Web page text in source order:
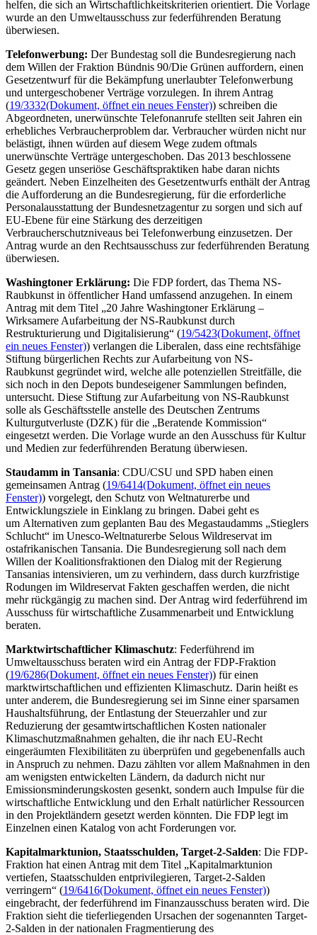
helfen, die sich an Wirtschaftlichkeitskriterien orientiert. Die Vorlage
wurde an den Umweltausschuss zur federführenden Beratung
überwiesen.
Telefonwerbung: Der Bundestag soll die Bundesregierung nach
dem Willen der Fraktion Bündnis 90/Die Grünen auffordern, einen
Gesetzentwurf für die Bekämpfung unerlaubter Telefonwerbung
und untergeschobener Verträge vorzulegen. In ihrem Antrag
(19/3332(Dokument, öffnet ein neues Fenster)) schreiben die
Abgeordneten, unerwünschte Telefonanrufe stellten seit Jahren ein
erhebliches Verbraucherproblem dar. Verbraucher würden nicht nur
belästigt, ihnen würden auf diesem Wege zudem oftmals
unerwünschte Verträge untergeschoben. Das 2013 beschlossene
Gesetz gegen unseriöse Geschäftspraktiken habe daran nichts
geändert. Neben Einzelheiten des Gesetzentwurfs enthält der Antrag
die Aufforderung an die Bundesregierung, für die erforderliche
Personalausstattung der Bundesnetzagentur zu sorgen und sich auf
EU-Ebene für eine Stärkung des derzeitigen
Verbraucherschutzniveaus bei Telefonwerbung einzusetzen. Der
Antrag wurde an den Rechtsausschuss zur federführenden Beratung
überwiesen.
Washingtoner Erklärung: Die FDP fordert, das Thema NS-
Raubkunst in öffentlicher Hand umfassend anzugehen. In einem
Antrag mit dem Titel „20 Jahre Washingtoner Erklärung –
Wirksamere Aufarbeitung der NS-Raubkunst durch
Restrukturierung und Digitalisierung“ (19/5423(Dokument, öffnet
ein neues Fenster)) verlangen die Liberalen, dass eine rechtsfähige
Stiftung bürgerlichen Rechts zur Aufarbeitung von NS-
Raubkunst gegründet wird, welche alle potenziellen Streitfälle, die
sich noch in den Depots bundeseigener Sammlungen befinden,
untersucht. Diese Stiftung zur Aufarbeitung von NS-Raubkunst
solle als Geschäftsstelle anstelle des Deutschen Zentrums
Kulturgutverluste (DZK) für die „Beratende Kommission“
eingesetzt werden. Die Vorlage wurde an den Ausschuss für Kultur
und Medien zur federführenden Beratung überwiesen.
Staudamm in Tansania: CDU/CSU und SPD haben einen
gemeinsamen Antrag (19/6414(Dokument, öffnet ein neues
Fenster)) vorgelegt, den Schutz von Weltnaturerbe und
Entwicklungsziele in Einklang zu bringen. Dabei geht es
um Alternativen zum geplanten Bau des Megastaudamms „Stieglers
Schlucht“ im Unesco-Weltnaturerbe Selous Wildreservat im
ostafrikanischen Tansania. Die Bundesregierung soll nach dem
Willen der Koalitionsfraktionen den Dialog mit der Regierung
Tansanias intensivieren, um zu verhindern, dass durch kurzfristige
Rodungen im Wildreservat Fakten geschaffen werden, die nicht
mehr rückgängig zu machen sind. Der Antrag wird federführend im
Ausschuss für wirtschaftliche Zusammenarbeit und Entwicklung
beraten.
Marktwirtschaftlicher Klimaschutz: Federführend im
Umweltausschuss beraten wird ein Antrag der FDP-Fraktion
(19/6286(Dokument, öffnet ein neues Fenster)) für einen
marktwirtschaftlichen und effizienten Klimaschutz. Darin heißt es
unter anderem, die Bundesregierung sei im Sinne einer sparsamen
Haushaltsführung, der Entlastung der Steuerzahler und zur
Reduzierung der gesamtwirtschaftlichen Kosten nationaler
Klimaschutzmaßnahmen gehalten, die ihr nach EU-Recht
eingeräumten Flexibilitäten zu überprüfen und gegebenenfalls auch
in Anspruch zu nehmen. Dazu zählten vor allem Maßnahmen in den
am wenigsten entwickelten Ländern, da dadurch nicht nur
Emissionsminderungskosten gesenkt, sondern auch Impulse für die
wirtschaftliche Entwicklung und den Erhalt natürlicher Ressourcen
in den Projektländern gesetzt werden könnten. Die FDP legt im
Einzelnen einen Katalog von acht Forderungen vor.
Kapitalmarktunion, Staatsschulden, Target-2-Salden: Die FDP-
Fraktion hat einen Antrag mit dem Titel „Kapitalmarktunion
vertiefen, Staatsschulden entprivilegieren, Target-2-Salden
verringern“ (19/6416(Dokument, öffnet ein neues Fenster))
eingebracht, der federführend im Finanzausschuss beraten wird. Die
Fraktion sieht die tieferliegenden Ursachen der sogenannten Target-
2-Salden in der nationalen Fragmentierung des